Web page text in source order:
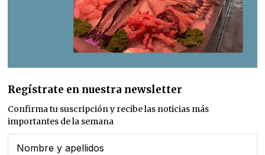
Regístrate en nuestra newsletter
Confirma tu suscripción y recibe las noticias más
importantes de la semana